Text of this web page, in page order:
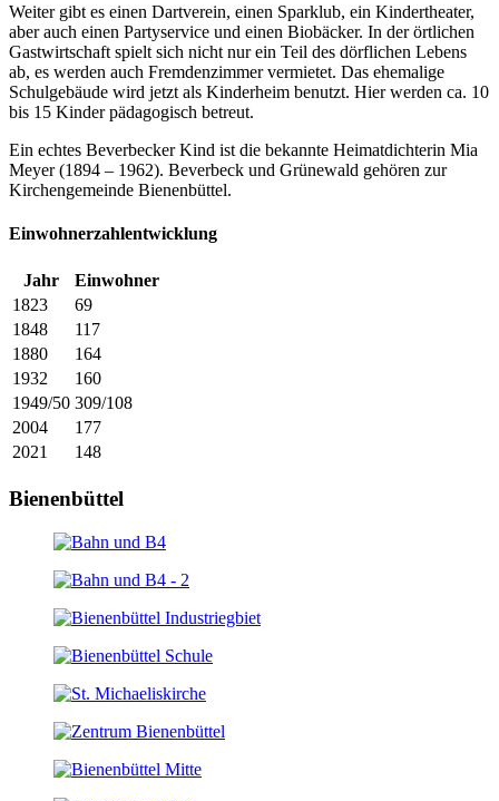
Weiter gibt es einen Dartverein, einen Sparklub, ein Kindertheater,
aber auch einen Partyservice und einen Biobäcker. In der örtlichen
Gastwirtschaft spielt sich nicht nur ein Teil des dörflichen Lebens
ab, es werden auch Fremdenzimmer vermietet. Das ehemalige
Schulgebäude wird jetzt als Kinderheim benutzt. Hier werden ca. 10
bis 15 Kinder pädagogisch betreut.
Ein echtes Beverbecker Kind ist die bekannte Heimatdichterin Mia
Meyer (1894 – 1962). Beverbeck und Grünewald gehören zur
Kirchengemeinde Bienenbüttel.
Einwohnerzahlentwicklung
Jahr
Einwohner
1823
69
1848
117
1880
164
1932
160
1949/50 309/108
2004
177
2021
148
Bienenbüttel